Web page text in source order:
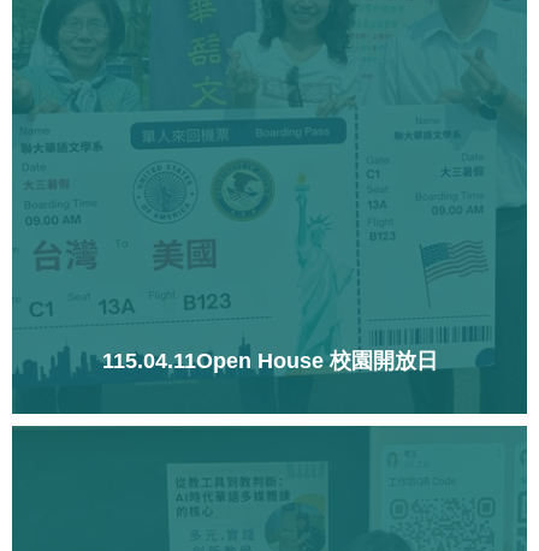
115.04.11Open House 校園開放日